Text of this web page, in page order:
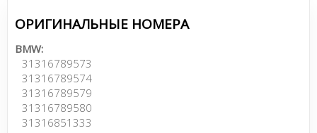
ОРИГИНАЛЬНЫЕ НОМЕРА
BMW:
31316789573
31316789574
31316789579
31316789580
31316851333